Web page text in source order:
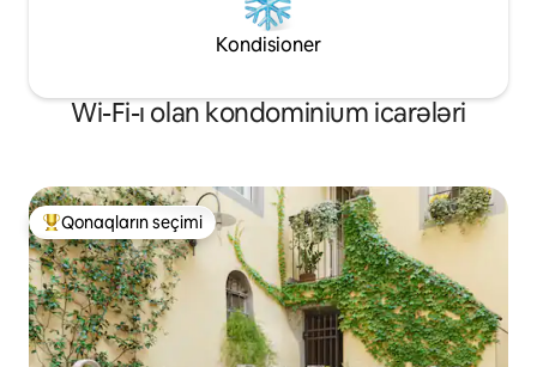
Kondisioner
Wi-Fi-ı olan kondominium icarələri
Populyar "Qonaqların seçimi"
Qonaqların seçimi